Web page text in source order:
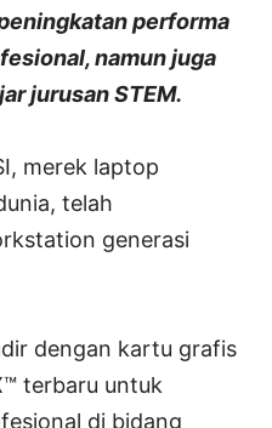
performa
namun juga
jurusan STEM.
merek laptop
telah
generasi
dengan kartu grafis
terbaru untuk
di bidang